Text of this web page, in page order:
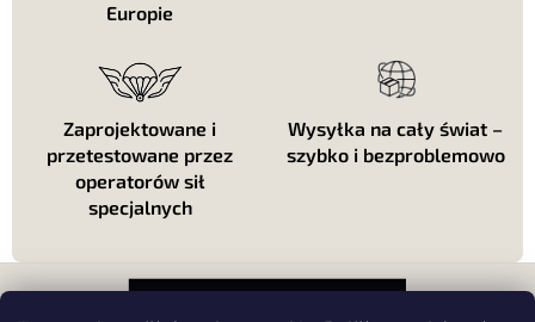
Europie
Zaprojektowane i
przetestowane przez
operatorów sił
specjalnych
Wysyłka na cały świat –
szybko i bezproblemowo
t